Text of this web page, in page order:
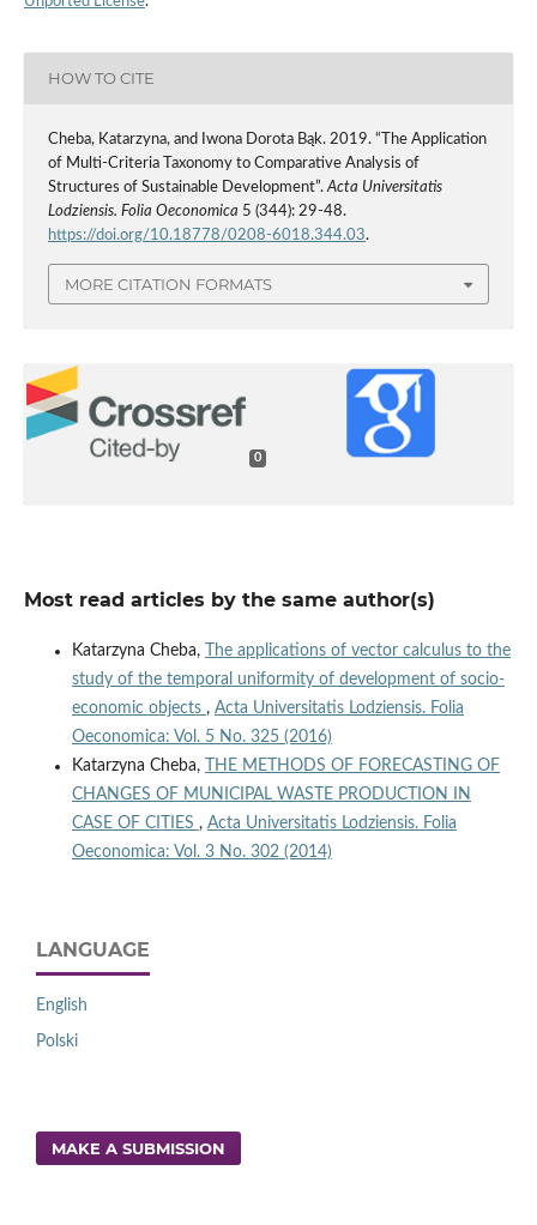
HOW TO CITE
Cheba, Katarzyna, and Iwona Dorota Bąk. 2019. “The Application
of Multi‑Criteria Taxonomy to Comparative Analysis of
Structures of Sustainable Development”.Acta Universitatis
Lodziensis. Folia Oeconomica 5 (344): 29-48.
https://doi.org/10.18778/0208-6018.344.03.
MORE CITATION FORMATS
0
Most read articles by the same author(s)
Katarzyna Cheba,
The applications of vector calculus to the
study of the temporal uniformity of development of socio-
economic objects , Acta Universitatis Lodziensis. Folia
Oeconomica: Vol. 5 No. 325 (2016)
Katarzyna Cheba,
THE METHODS OF FORECASTING OF
CHANGES OF MUNICIPAL WASTE PRODUCTION IN
CASE OF CITIES , Acta Universitatis Lodziensis. Folia
Oeconomica: Vol. 3 No. 302 (2014)
LANGUAGE
English
Polski
MAKE A SUBMISSION